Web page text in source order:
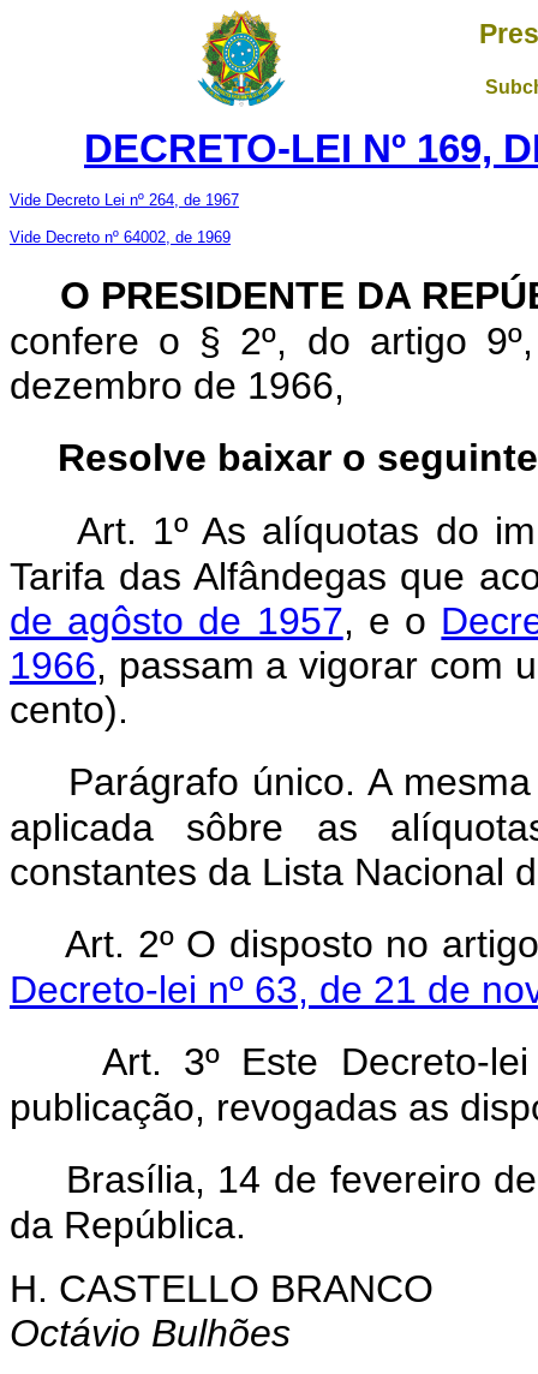
DECRETO-LEI Nº 169,
Vide Decreto Lei nº 264, de 1967
Vide Decreto nº 64002, de 1969
O PRESIDENTE DA
confere o § 2º, do artigo
dezembro de 1966,
Resolve baixar o
Art. 1º As alíquotas do
Tarifa das Alfândegas que
de agôsto de 1957, e o
1966, passam a vigorar com
cento).
Parágrafo único. A
aplicada sôbre as
constantes da Lista Nacional
Art. 2º O disposto no
Decreto-lei nº 63, de 21 de
Art. 3º Este Decreto-
publicação, revogadas as
Brasília, 14 de fevereiro
da República.
H. CASTELLO BRANCO
Octávio Bulhões